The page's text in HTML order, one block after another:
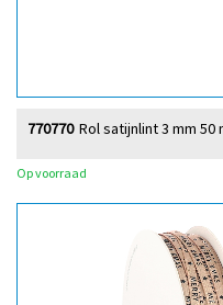
Rol satijnlint 3 mm
770770
Op voorraad